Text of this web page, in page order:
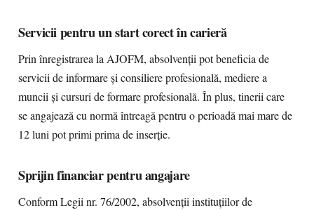
Servicii pentru un start corect în carieră
Prin înregistrarea la AJOFM, absolvenţii pot beneficia de
servicii de informare şi consiliere profesională, mediere a
muncii şi cursuri de formare profesională. În plus, tinerii care
se angajează cu normă întreagă pentru o perioadă mai mare de
12 luni pot primi prima de inserţie.
Sprijin financiar pentru angajare
Conform Legii nr. 76/2002, absolvenţii instituţiilor de